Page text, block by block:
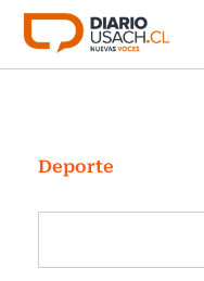
Click acá para ir
Investigación
Cultura
Programas Radio
Deporte